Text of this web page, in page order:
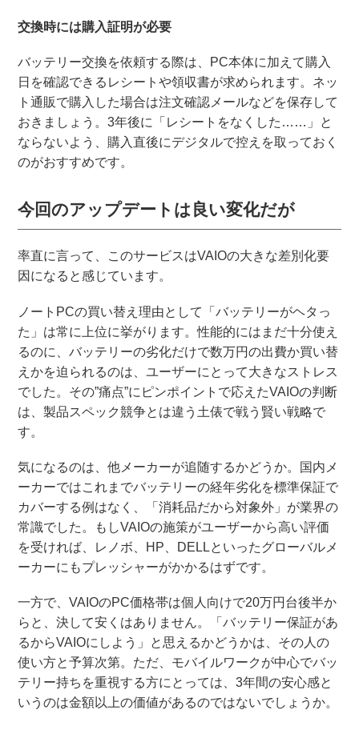
交換時には購入証明が必要
バッテリー交換を依頼する際は、PC本体に加えて購入
日を確認できるレシートや領収書が求められます。ネッ
ト通販で購入した場合は注文確認メールなどを保存して
おきましょう。3年後に「レシートをなくした……」と
ならないよう、購入直後にデジタルで控えを取っておく
のがおすすめです。
今回のアップデートは良い変化だが
率直に言って、このサービスはVAIOの大きな差別化要
因になると感じています。
ノートPCの買い替え理由として「バッテリーがヘタっ
た」は常に上位に挙がります。性能的にはまだ十分使え
るのに、バッテリーの劣化だけで数万円の出費か買い替
えかを迫られるのは、ユーザーにとって大きなストレス
でした。その”痛点”にピンポイントで応えたVAIOの判断
は、製品スペック競争とは違う土俵で戦う賢い戦略で
す。
気になるのは、他メーカーが追随するかどうか。国内メ
ーカーではこれまでバッテリーの経年劣化を標準保証で
カバーする例はなく、「消耗品だから対象外」が業界の
常識でした。もしVAIOの施策がユーザーから高い評価
を受ければ、レノボ、HP、DELLといったグローバルメ
ーカーにもプレッシャーがかかるはずです。
一方で、VAIOのPC価格帯は個人向けで20万円台後半か
らと、決して安くはありません。「バッテリー保証があ
るからVAIOにしよう」と思えるかどうかは、その人の
使い方と予算次第。ただ、モバイルワークが中心でバッ
テリー持ちを重視する方にとっては、3年間の安心感と
いうのは金額以上の価値があるのではないでしょうか。